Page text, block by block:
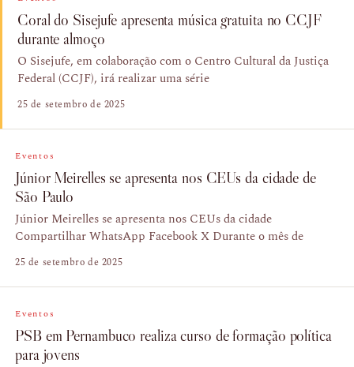
Coral do Sisejufe apresenta música gratuita no CCJF
durante almoço
O Sisejufe, em colaboração com o Centro Cultural da Justiça
Federal (CCJF), irá realizar uma série
25 de setembro de 2025
Eventos
Júnior Meirelles se apresenta nos CEUs da cidade de
São Paulo
Júnior Meirelles se apresenta nos CEUs da cidade
Compartilhar WhatsApp Facebook X Durante o mês de
25 de setembro de 2025
Eventos
PSB em Pernambuco realiza curso de formação política
para jovens